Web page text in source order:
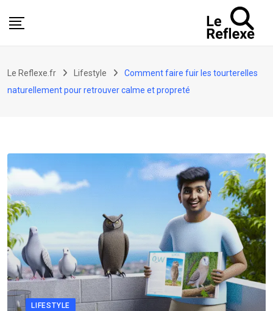
Le Reflexe.fr Lifestyle
Comment faire fuir les tourterelles
naturellement pour retrouver calme et propreté
LIFESTYLE